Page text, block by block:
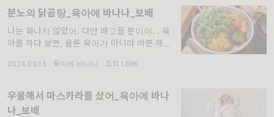
분노의 닭곰탕_육아에 바나나_보배
나는 화나지 않았어. 다만 배고플 뿐이야. . 육
아를 하다 보면, 물론 육아가 아니라 바쁜 하루
기 십상이다. 분주히 몸을 움직이다 보면 어느
2024.09.13 육아에 바나나 조회 1.69K
우울해서 마스카라를 샀어_육아에 바나
나_보배